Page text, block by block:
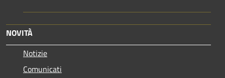
NOVITÀ
Notizie
Comunicati